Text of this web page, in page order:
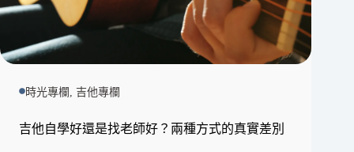
時光專欄, 吉他專欄
吉他自學好還是找老師好？兩種方式的真實差別